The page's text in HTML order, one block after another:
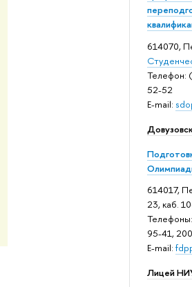
614070,
Телефон:
52-52
E-mail:
614017,
23, каб.
95-41,
E-mail:
Лицей